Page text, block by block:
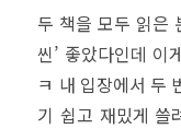
두 책을 모두 읽은
씬’ 좋았다인데 이
ㅋ 내 입장에서 두
기 쉽고 재밌게 쓸